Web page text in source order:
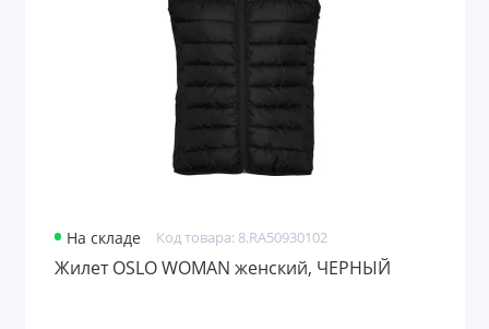
На складе Код товара: 8.RA50930102
Жилет OSLO WOMAN женский, ЧЕРНЫЙ